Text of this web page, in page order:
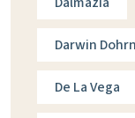
Darwin Dohrn
De La Vega